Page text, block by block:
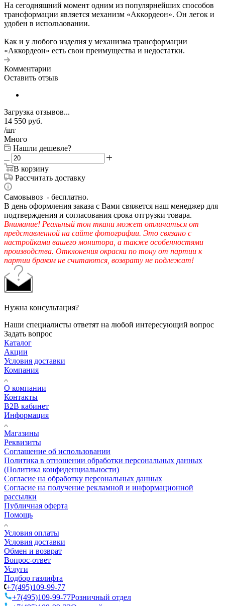
На сегодняшний момент одним из популярнейших способов
трансформации является механизм «Аккордеон». Он легок и
удобен в использовании.
Как и у любого изделия у механизма трансформации
«Аккордеон» есть свои преимущества и недостатки.
Комментарии
Оставить отзыв
Загрузка отзывов...
14 550 руб.
/шт
Много
Нашли дешевле?
В корзину
Рассчитать доставку
Самовывоз - бесплатно.
В день оформления заказа с Вами свяжется наш менеджер для
подтверждения и согласования срока отгрузки товара.
Внимание! Реальный тон ткани может отличаться от
представленной на сайте фотографии. Это связано с
настройками вашего монитора, а также особенностями
производства. Отклонения окраски по тону от партии к
партии браком не считаются, возврату не подлежат!
Нужна консультация?
Наши специалисты ответят на любой интересующий вопрос
Задать вопрос
Каталог
Акции
Условия доставки
Компания
О компании
Контакты
B2B кабинет
Информация
Магазины
Реквизиты
Соглашение об использовании
Политика в отношении обработки персональных данных
(Политика конфиденциальности)
Согласие на обработку персональных данных
Согласие на получение рекламной и информационной
рассылки
Публичная оферта
Помощь
Условия оплаты
Условия доставки
Обмен и возврат
Вопрос-ответ
Услуги
Подбор газлифта
+7(495)109-99-77
+7(495)109-99-77Розничный отдел